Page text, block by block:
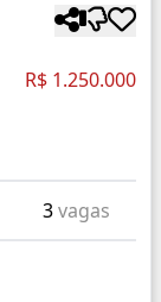
R$ 1.250.000
3vagas